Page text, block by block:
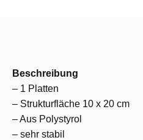
Beschreibung
– 1 Platten
– Strukturfläche 10 x 20 cm
– Aus Polystyrol
– sehr stabil